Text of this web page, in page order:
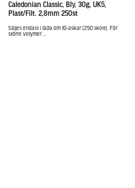
Caledonian Classic, Bly, 30g, UK5,
Plast/Filt. 2,8mm 250st
Säljes endast i låda om 10-askar (250 skott). För
större volymer ...